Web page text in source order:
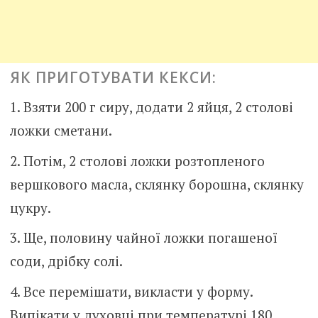
ЯК ПРИГОТУВАТИ КЕКСИ:
Взяти 200 г сиру, додати 2 яйця, 2 столові
ложки сметани.
Потім, 2 столові ложки розтопленого
вершкового масла, склянку борошна, склянку
цукру.
Ще, половину чайної ложки погашеної
соди, дрібку солі.
Все перемішати, викласти у форму.